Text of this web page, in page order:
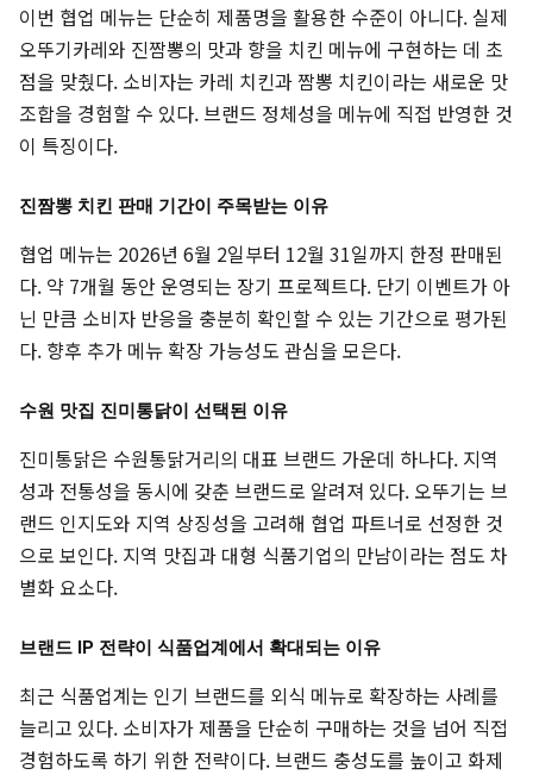
이번 협업 메뉴는 단순히 제품명을 활용한 수준이 아니다. 실제
오뚜기카레와 진짬뽕의 맛과 향을 치킨 메뉴에 구현하는 데 초
점을 맞췄다. 소비자는 카레 치킨과 짬뽕 치킨이라는 새로운 맛
조합을 경험할 수 있다. 브랜드 정체성을 메뉴에 직접 반영한 것
이 특징이다.
진짬뽕 치킨 판매 기간이 주목받는 이유
협업 메뉴는 2026년 6월 2일부터 12월 31일까지 한정 판매된
다. 약 7개월 동안 운영되는 장기 프로젝트다. 단기 이벤트가 아
닌 만큼 소비자 반응을 충분히 확인할 수 있는 기간으로 평가된
다. 향후 추가 메뉴 확장 가능성도 관심을 모은다.
수원 맛집 진미통닭이 선택된 이유
진미통닭은 수원통닭거리의 대표 브랜드 가운데 하나다. 지역
성과 전통성을 동시에 갖춘 브랜드로 알려져 있다. 오뚜기는 브
랜드 인지도와 지역 상징성을 고려해 협업 파트너로 선정한 것
으로 보인다. 지역 맛집과 대형 식품기업의 만남이라는 점도 차
별화 요소다.
브랜드 IP 전략이 식품업계에서 확대되는 이유
최근 식품업계는 인기 브랜드를 외식 메뉴로 확장하는 사례를
늘리고 있다. 소비자가 제품을 단순히 구매하는 것을 넘어 직접
경험하도록 하기 위한 전략이다. 브랜드 충성도를 높이고 화제